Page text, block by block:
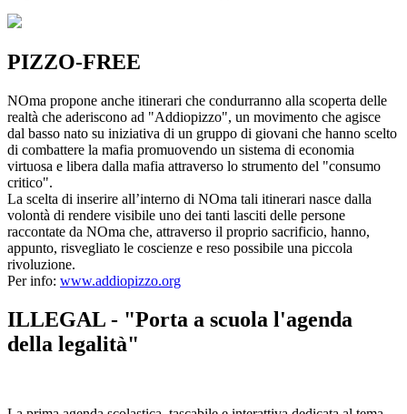
PIZZO-FREE
NOma propone anche itinerari che condurranno alla scoperta delle
realtà che aderiscono ad "Addiopizzo", un movimento che agisce
dal basso nato su iniziativa di un gruppo di giovani che hanno scelto
di combattere la mafia promuovendo un sistema di economia
virtuosa e libera dalla mafia attraverso lo strumento del "consumo
critico".
La scelta di inserire all’interno di NOma tali itinerari nasce dalla
volontà di rendere visibile uno dei tanti lasciti delle persone
raccontate da NOma che, attraverso il proprio sacrificio, hanno,
appunto, risvegliato le coscienze e reso possibile una piccola
rivoluzione.
Per info: www.addiopizzo.org
ILLEGAL - "Porta a scuola l'agenda
della legalità"